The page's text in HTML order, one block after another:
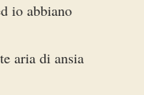
io abbiano
aria di ansia